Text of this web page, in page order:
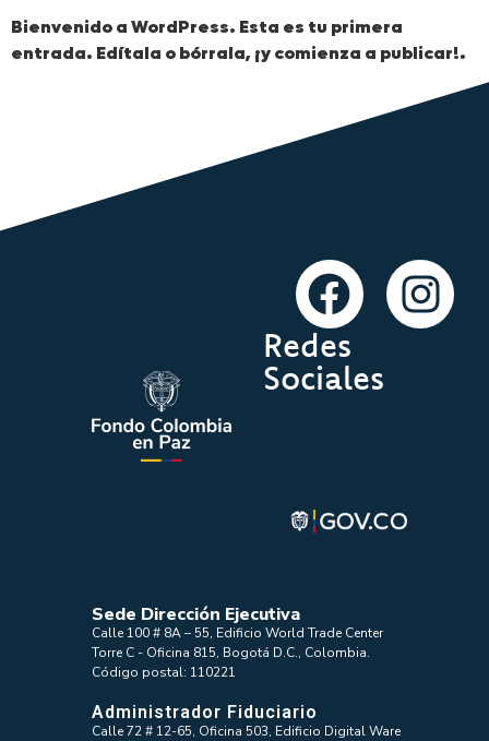
Bienvenido a WordPress. Esta es tu primera
entrada. Edítala o bórrala, ¡y comienza a publicar!.
Redes
Sociales
Sede Dirección Ejecutiva
Calle 100 # 8A – 55, Edificio World Trade Center
Torre C - Oficina 815, Bogotá D.C., Colombia.
Código postal: 110221
Administrador Fiduciario
Calle 72 # 12-65, Oficina 503, Edificio Digital Ware